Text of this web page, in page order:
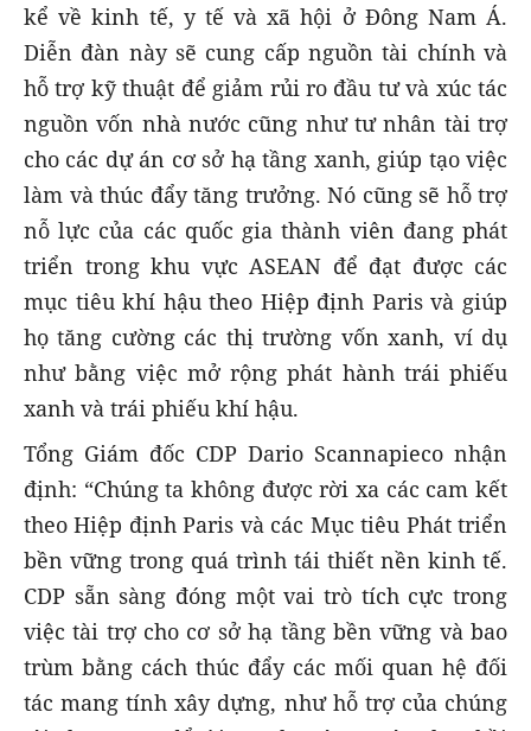
kể về kinh tế, y tế và xã hội ở Đông Nam Á.
Diễn đàn này sẽ cung cấp nguồn tài chính và
hỗ trợ kỹ thuật để giảm rủi ro đầu tư và xúc tác
nguồn vốn nhà nước cũng như tư nhân tài trợ
cho các dự án cơ sở hạ tầng xanh, giúp tạo việc
làm và thúc đẩy tăng trưởng. Nó cũng sẽ hỗ trợ
nỗ lực của các quốc gia thành viên đang phát
triển trong khu vực ASEAN để đạt được các
mục tiêu khí hậu theo Hiệp định Paris và giúp
họ tăng cường các thị trường vốn xanh, ví dụ
như bằng việc mở rộng phát hành trái phiếu
xanh và trái phiếu khí hậu.
Tổng Giám đốc CDP Dario Scannapieco nhận
định: “Chúng ta không được rời xa các cam kết
theo Hiệp định Paris và các Mục tiêu Phát triển
bền vững trong quá trình tái thiết nền kinh tế.
CDP sẵn sàng đóng một vai trò tích cực trong
việc tài trợ cho cơ sở hạ tầng bền vững và bao
trùm bằng cách thúc đẩy các mối quan hệ đối
tác mang tính xây dựng, như hỗ trợ của chúng